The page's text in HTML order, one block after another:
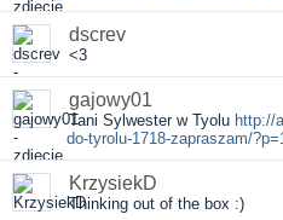
dscrev
<3
gajowy01
Tani Sylwester w Tyolu http://
do-tyrolu-1718-zapraszam/
KrzysiekD
Thinking out of the box :)